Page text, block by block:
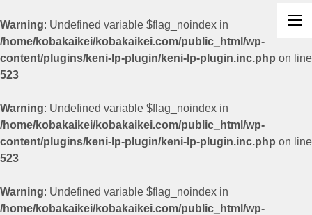
Warning: Undefined variable $flag_noindex in
/home/kobakaikei/kobakaikei.com/public_html/wp-
content/plugins/keni-lp-plugin/keni-lp-plugin.inc.php on line
523
Warning: Undefined variable $flag_noindex in
/home/kobakaikei/kobakaikei.com/public_html/wp-
content/plugins/keni-lp-plugin/keni-lp-plugin.inc.php on line
523
Warning: Undefined variable $flag_noindex in
/home/kobakaikei/kobakaikei.com/public_html/wp-